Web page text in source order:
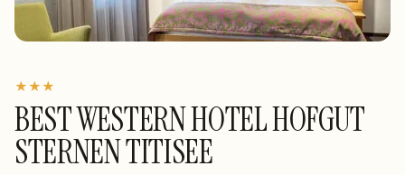
★★★
BEST WESTERN HOTEL HOFGUT
STERNEN TITISEE